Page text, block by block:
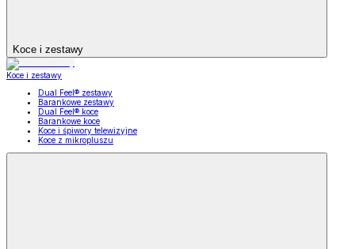
Koce i zestawy
Koce i zestawy
Dual Feel® zestawy
Barankowe zestawy
Dual Feel® koce
Barankowe koce
Koce i śpiwory telewizyjne
Koce z mikropluszu